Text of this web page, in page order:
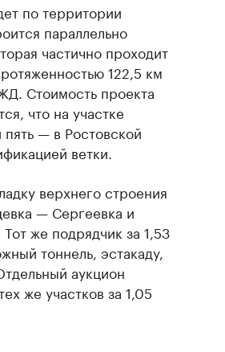
по территории
параллельно
частично проходит
122,5 км
Стоимость проекта
что на участке
— в Ростовской
ветки.
верхнего строения
— Сергеевка и
же подрядчик за 1,53
тоннель, эстакаду,
аукцион
же участков за 1,05